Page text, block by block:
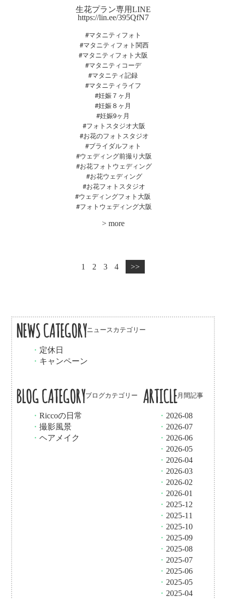
生花プラン専用LINE
https://lin.ee/395QfN7
#マタニティフォト
#マタニティフォト関西
#マタニティフォト大阪
#マタニティコーデ
#マタニティ記録
#マタニティライフ
#妊娠７ヶ月
#妊娠８ヶ月
#妊娠9ヶ月
#フォトスタジオ大阪
#お花のフォトスタジオ
#ブライダルフォト
#ウェディング前撮り大阪
#お花フォトウェディング
#お花ウェディング
#お花フォトスタジオ
#ウェディングフォト大阪
#フォトウェディング大阪
>more
1 2 3 4 >>
NEWS CATEGORYニュースカテゴリー
・ 定休日
・ キャンペーン
BLOG CATEGORYブログカテゴリー
・Riccoの日常
・撮影風景
・ヘアメイク
ARTICLE月間記事
・ 2026-08
・ 2026-07
・ 2026-06
・ 2026-05
・ 2026-04
・ 2026-03
・ 2026-02
・ 2026-01
・ 2025-12
・ 2025-11
・ 2025-10
・ 2025-09
・ 2025-08
・ 2025-07
・ 2025-06
・ 2025-05
・ 2025-04